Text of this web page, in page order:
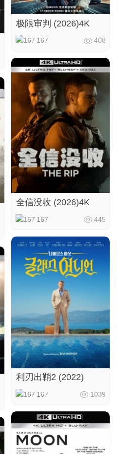
极限审判 (2026)4K
167 408
全信没收 (2026)4K
167 445
利刃出鞘2 (2022)
167 1039